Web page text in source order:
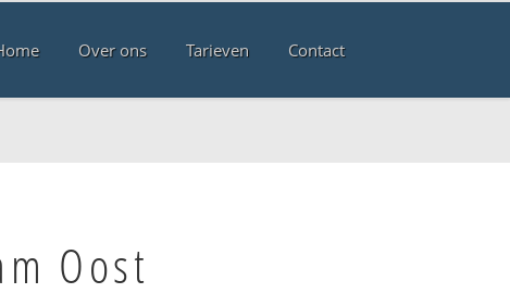
Over ons Tarieven Contact
Oost